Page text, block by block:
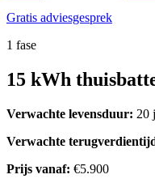
Gratis adviesgesprek
1 fase
15 kWh
Verwachte levensduur: 20
Verwachte
Prijs vanaf: €5.900